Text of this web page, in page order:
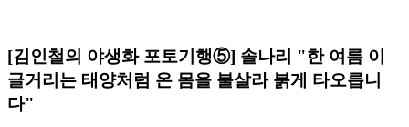
[김인철의 야생화 포토기행⑤] 솔나리 "한 여름 이
글거리는 태양처럼 온 몸을 불살라 붉게 타오릅니
다"